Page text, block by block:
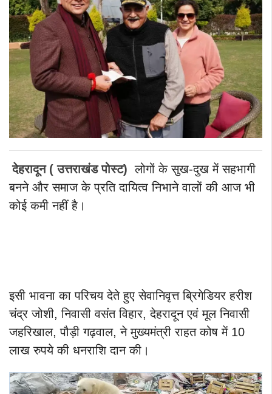
देहरादून ( उत्तराखंड पोस्ट) लोगों के सुख-दुख में सहभागी
बनने और समाज के प्रति दायित्व निभाने वालों की आज भी
कोई कमी नहीं है।
इसी भावना का परिचय देते हुए सेवानिवृत्त ब्रिगेडियर हरीश
चंद्र जोशी, निवासी वसंत विहार, देहरादून एवं मूल निवासी
जहरिखाल, पौड़ी गढ़वाल, ने मुख्यमंत्री राहत कोष में 10
लाख रुपये की धनराशि दान की।